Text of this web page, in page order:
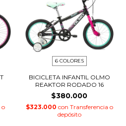
o
6 COLORES
BICICLETA INFANTIL OLMO
REAKTOR RODADO 16
$380.000
$323.000 con Transferencia o
depósito